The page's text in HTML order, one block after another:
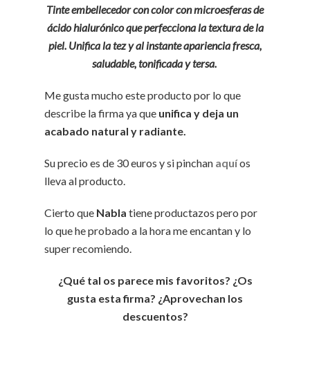
Tinte embellecedor con color con microesferas de
ácido hialurónico que perfecciona la textura de la
piel. Unifica la tez y al instante apariencia fresca,
saludable, tonificada y tersa.
Me gusta mucho este producto por lo que
describe la firma ya que unifica y deja un
acabado natural y radiante.
Su precio es de 30 euros y si pinchan aquíos
lleva al producto.
Cierto que Nabla tiene productazos pero por
lo que he probado a la hora me encantan y lo
super recomiendo.
¿Qué tal os parece mis favoritos? ¿Os
gusta esta firma? ¿Aprovechan los
descuentos?